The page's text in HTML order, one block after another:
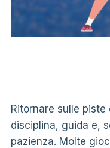
Ritornare sulle
disciplina, guida e,
pazienza. Molte